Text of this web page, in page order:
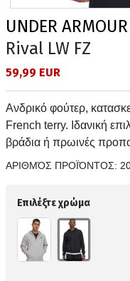
UNDER ARMOUR
Rival LW FZ
59,99 EUR
Ανδρικό φούτερ,
French terry. Ιδανική
βράδια ή πρωινές
ΑΡΙΘΜΌΣ ΠΡΟΪΌΝΤΟΣ:
Επιλέξτε χρώμα